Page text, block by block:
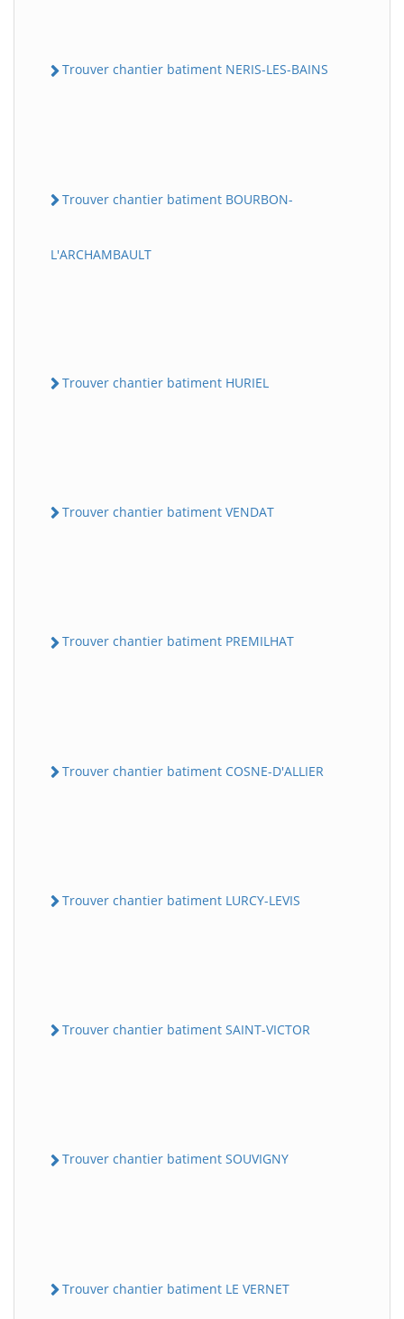
Trouver chantier batiment NERIS-LES-BAINS
Trouver chantier batiment BOURBON-
L'ARCHAMBAULT
Trouver chantier batiment HURIEL
Trouver chantier batiment VENDAT
Trouver chantier batiment PREMILHAT
Trouver chantier batiment COSNE-D'ALLIER
Trouver chantier batiment LURCY-LEVIS
Trouver chantier batiment SAINT-VICTOR
Trouver chantier batiment SOUVIGNY
Trouver chantier batiment LE VERNET